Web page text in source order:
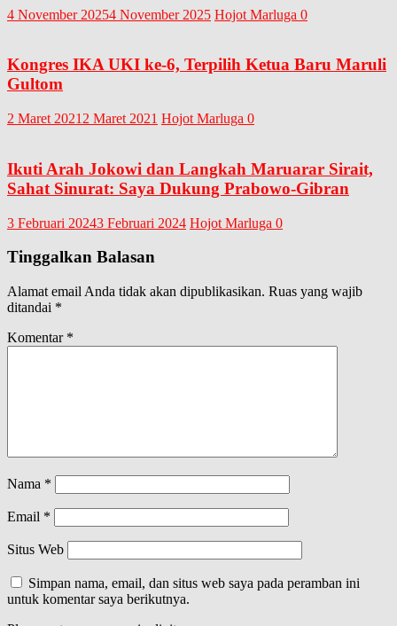
4 November 20254 November 2025 Hojot Marluga 0
Kongres IKA UKI ke-6, Terpilih Ketua Baru Maruli
Gultom
2 Maret 2021 2 Maret 2021 Hojot Marluga 0
Ikuti Arah Jokowi dan Langkah Maruarar Sirait,
Sahat Sinurat: Saya Dukung Prabowo-Gibran
3 Februari 20243 Februari 2024 Hojot Marluga 0
Tinggalkan Balasan
Alamat email Anda tidak akan dipublikasikan. Ruas yang wajib
ditandai *
Komentar *
Nama *
Email *
Situs Web
Simpan nama, email, dan situs web saya pada peramban ini
untuk komentar saya berikutnya.